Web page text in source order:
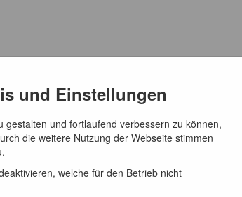
und Einstellungen
gestalten und fortlaufend verbessern zu können,
die weitere Nutzung der Webseite stimmen
welche für den Betrieb nicht